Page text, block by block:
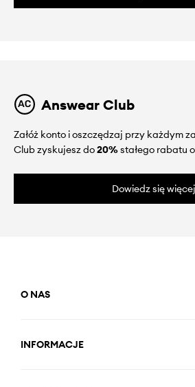
Answear Club
Załóż konto i oszczędzaj przy każdym
Club zyskujesz do20%stałego rabatu
Dowiedz się więcej
O NAS
INFORMACJE